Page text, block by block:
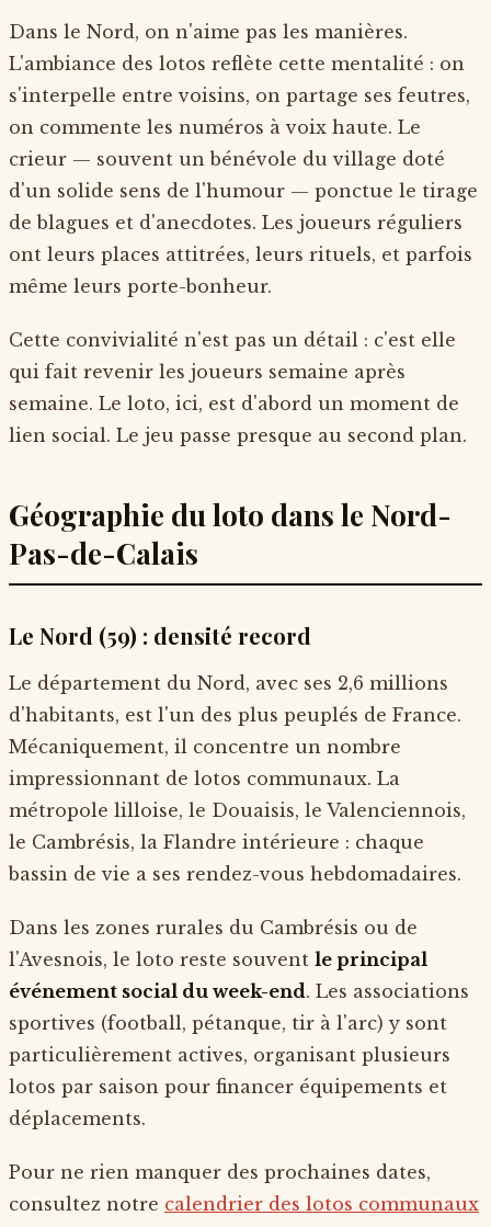
Dans le Nord, on n'aime pas les manières.
L'ambiance des lotos reflète cette mentalité : on
s'interpelle entre voisins, on partage ses feutres,
on commente les numéros à voix haute. Le
crieur — souvent un bénévole du village doté
d'un solide sens de l'humour — ponctue le tirage
de blagues et d'anecdotes. Les joueurs réguliers
ont leurs places attitrées, leurs rituels, et parfois
même leurs porte-bonheur.
Cette convivialité n'est pas un détail : c'est elle
qui fait revenir les joueurs semaine après
semaine. Le loto, ici, est d'abord un moment de
lien social. Le jeu passe presque au second plan.
Géographie du loto dans le Nord-
Pas-de-Calais
Le Nord (59) : densité record
Le département du Nord, avec ses 2,6 millions
d'habitants, est l'un des plus peuplés de France.
Mécaniquement, il concentre un nombre
impressionnant de lotos communaux. La
métropole lilloise, le Douaisis, le Valenciennois,
le Cambrésis, la Flandre intérieure : chaque
bassin de vie a ses rendez-vous hebdomadaires.
Dans les zones rurales du Cambrésis ou de
l'Avesnois, le loto reste souvent le principal
événement social du week-end. Les associations
sportives (football, pétanque, tir à l'arc) y sont
particulièrement actives, organisant plusieurs
lotos par saison pour financer équipements et
déplacements.
Pour ne rien manquer des prochaines dates,
consultez notre calendrier des lotos communaux